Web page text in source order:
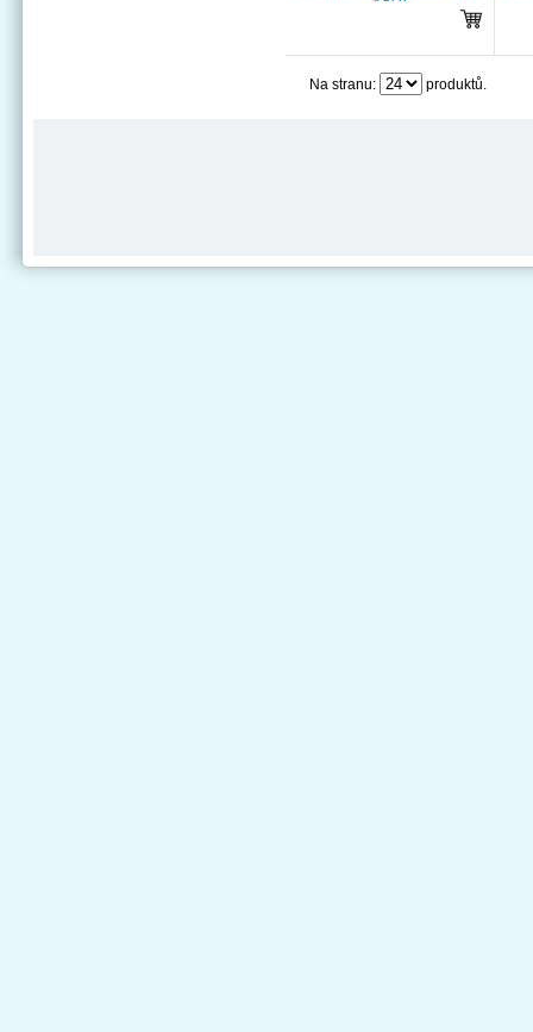
Na stranu: produktů.